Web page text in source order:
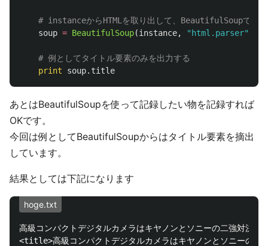
soup = BeautifulSoup(instance, " html.parser"
print
soup. title
あとはBeautifulSoupを使って記録したい物を記録すれば
OKです。
今回は例としてBeautifulSoupからはタイトル要素を摘出
しています。
結果としては下記になります
hoge.txt
高級コンパクトデジタルカメラはキヤノンとソニーの二強対決！
<title>高級コンパクトデジタルカメラはキヤノンとソニーの